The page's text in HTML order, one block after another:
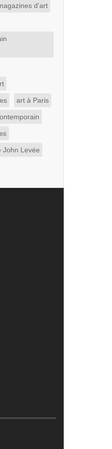
d'art
art à Paris
John Levée